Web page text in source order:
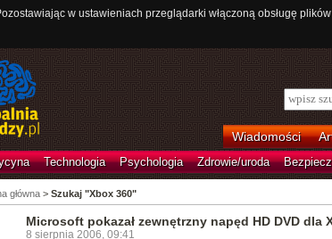
w ustawieniach przeglądarki włączoną obsługę
Wiadomości
Technologia Psychologia Zdrowie/uroda
główna> Szukaj "Xbox 360"
Microsoft pokazał zewnętrzny napęd HD DVD dla
8 sierpnia 2006, 09:41